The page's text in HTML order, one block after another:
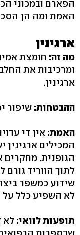
הפארם ובמכוני
האמת ומה הן
ארגינין
מה זה:
ומרכיבות את
ארגינין.
ההבטחות: שיפור
האמת: אין די
המכילים
הגופנית. מחקרים
לתוך הווריד
שידוע כמשפר
לא השפיע כלל על
תופעות לוואי: לא